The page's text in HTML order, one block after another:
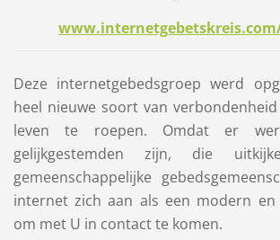
Deze internetgebedsgroep werd
heel nieuwe soort van
leven te roepen. Omdat er
gelijkgestemden zijn, die
gemeenschappelijke
internet zich aan als een modern en
om met U in contact te komen.